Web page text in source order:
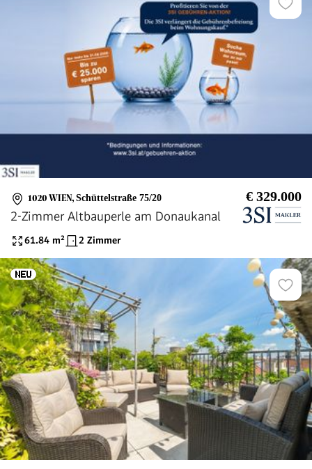
1020 WIEN, Schüttelstraße 75/20 € 329.000
2-Zimmer Altbauperle am Donaukanal
61.84 m² 2 Zimmer